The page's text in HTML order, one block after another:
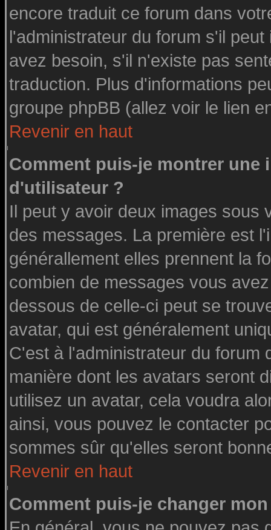
encore traduit ce forum dans
l'administrateur du forum s'il
avez besoin, s'il n'existe pas
traduction. Plus d'informations
groupe phpBB (allez voir le lien
Revenir en haut
Comment puis-je montrer une
d'utilisateur ?
Il peut y avoir deux images sous
des messages. La première est
générallement elles prennent la
combien de messages vous
dessous de celle-ci peut se
avatar, qui est généralement
C'est à l'administrateur du forum
manière dont les avatars seront
utilisez un avatar, cela voudra
ainsi, vous pouvez le contacter
sommes sûr qu'elles seront
Revenir en haut
Comment puis-je changer